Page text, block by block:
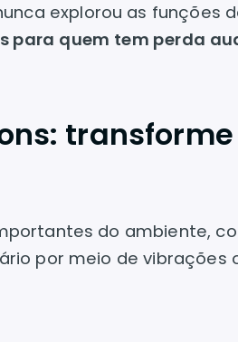
explorou as funções
para quem tem perda
do ambiente,
por meio de vibrações